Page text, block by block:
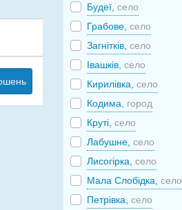
Будеї,село
Грабове,село
Загнітків,село
Івашків,село
Кирилівка,село
Кодима, город
Круті,село
Лабушне,село
Лисогірка,село
Мала Слобідка,село
Петрівка,село